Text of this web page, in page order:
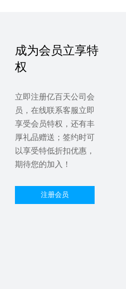
成为会员立享特
权
立即注册亿百天公司会
员，在线联系客服立即
享受会员特权，还有丰
厚礼品赠送；签约时可
以享受特低折扣优惠，
期待您的加入！
注册会员